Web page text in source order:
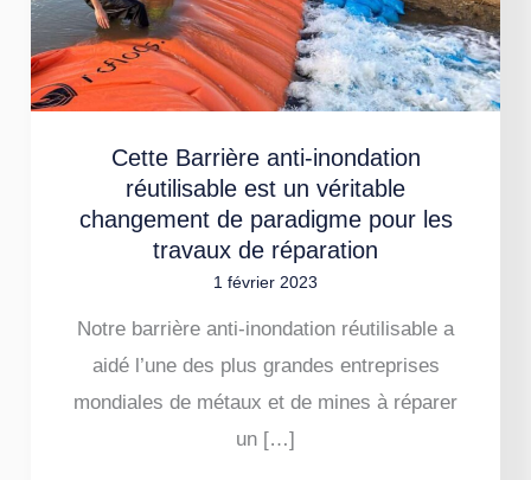
Cette Barrière anti-inondation
réutilisable est un véritable
changement de paradigme pour les
travaux de réparation
1 février 2023
Notre barrière anti-inondation réutilisable a
aidé l’une des plus grandes entreprises
mondiales de métaux et de mines à réparer
un […]
anti-
inondation
réutilisable
un
véritable
changement
de